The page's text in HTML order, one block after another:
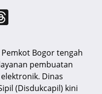
e
a
d
Pemkot Bogor tengah
pembuatan
Dinas
(Disdukcapil) kini